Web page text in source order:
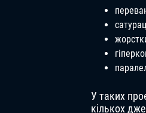
У таких
кількох